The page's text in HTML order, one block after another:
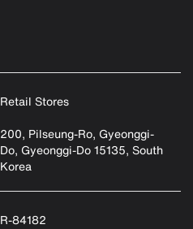
Retail Stores
200, Pilseung-Ro, Gyeonggi-
Do, Gyeonggi-Do 15135, South
Korea
R-84182